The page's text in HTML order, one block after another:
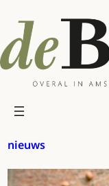
naar
de
inhoud
nieuws